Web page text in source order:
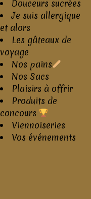
Douceurs sucrées
Je suis allergique
et alors
Les gâteaux de
voyage
Nos pains
Nos Sacs
Plaisirs à offrir
Produits de
concours
Viennoiseries
Vos événements